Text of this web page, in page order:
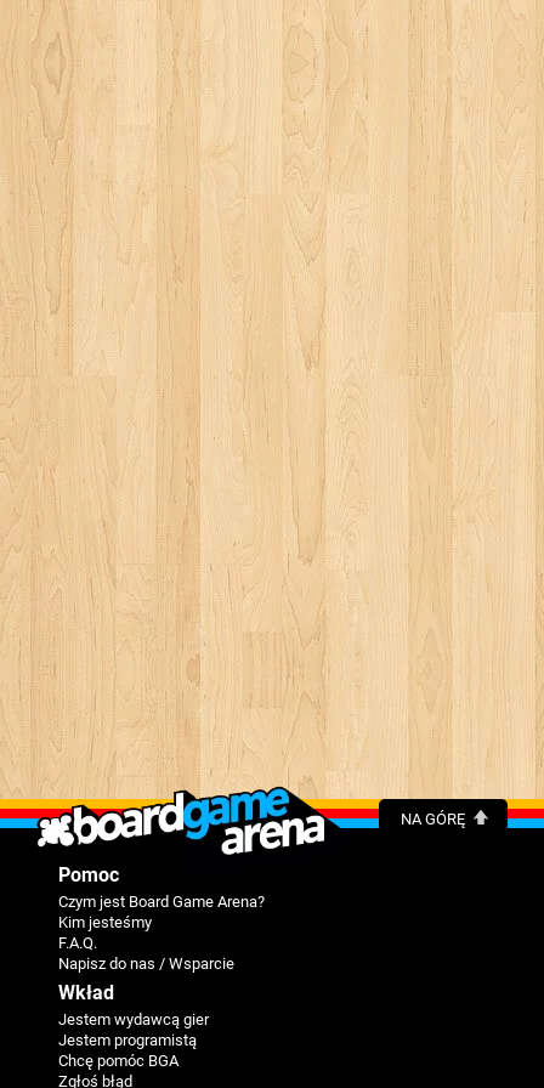
NA GÓRĘ
Pomoc
Czym jest Board Game Arena?
Kim jesteśmy
F.A.Q.
Napisz do nas / Wsparcie
Wkład
Jestem wydawcą gier
Jestem programistą
Chcę pomóc BGA
Zgłoś błąd